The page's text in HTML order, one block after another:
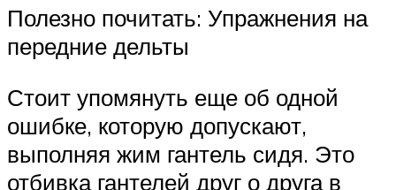
Полезно почитать: Упражнения на
передние дельты
Стоит упомянуть еще об одной
ошибке, которую допускают,
выполняя жим гантель сидя. Это
отбивка гантелей друг о друга в